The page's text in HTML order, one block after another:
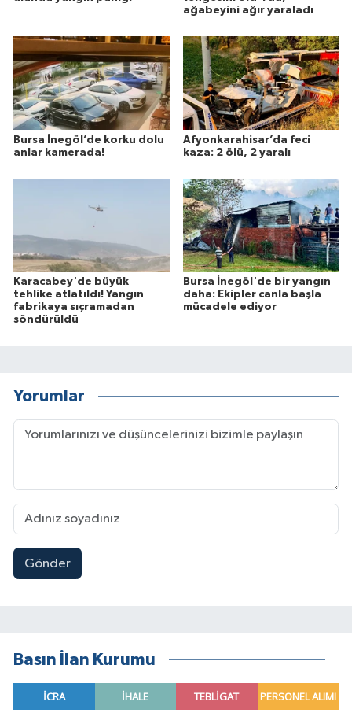
ağabeyini ağır yaraladı
Bursa İnegöl’de korku dolu
anlar kamerada!
Afyonkarahisar’da feci
kaza: 2 ölü, 2 yaralı
Karacabey'de büyük
tehlike atlatıldı! Yangın
fabrikaya sıçramadan
söndürüldü
Bursa İnegöl'de bir yangın
daha: Ekipler canla başla
mücadele ediyor
Yorumlar
Gönder
Basın İlan Kurumu